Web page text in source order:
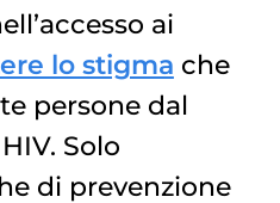
ai
lo stigma che
persone dal
Solo
di prevenzione